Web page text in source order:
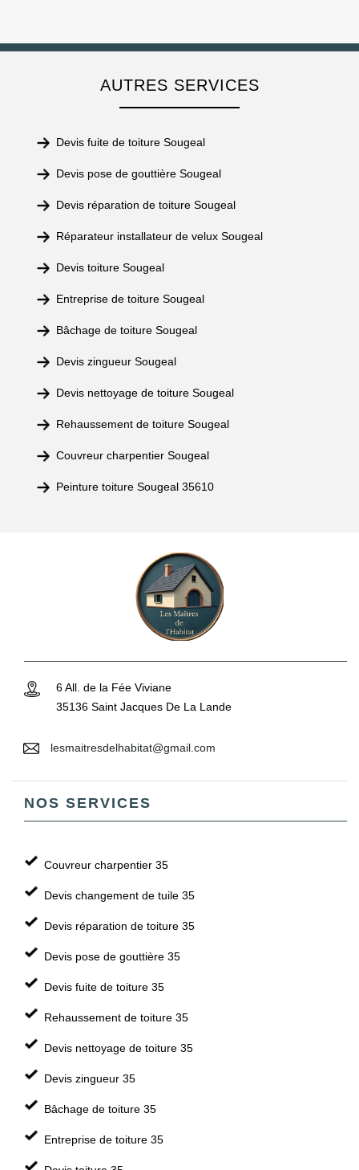
AUTRES SERVICES
Devis fuite de toiture Sougeal
Devis pose de gouttière Sougeal
Devis réparation de toiture Sougeal
Réparateur installateur de velux Sougeal
Devis toiture Sougeal
Entreprise de toiture Sougeal
Bâchage de toiture Sougeal
Devis zingueur Sougeal
Devis nettoyage de toiture Sougeal
Rehaussement de toiture Sougeal
Couvreur charpentier Sougeal
Peinture toiture Sougeal 35610
6 All. de la Fée Viviane
35136 Saint Jacques De La Lande
lesmaitresdelhabitat@gmail.com
NOS SERVICES
Couvreur charpentier 35
Devis changement de tuile 35
Devis réparation de toiture 35
Devis pose de gouttière 35
Devis fuite de toiture 35
Rehaussement de toiture 35
Devis nettoyage de toiture 35
Devis zingueur 35
Bâchage de toiture 35
Entreprise de toiture 35